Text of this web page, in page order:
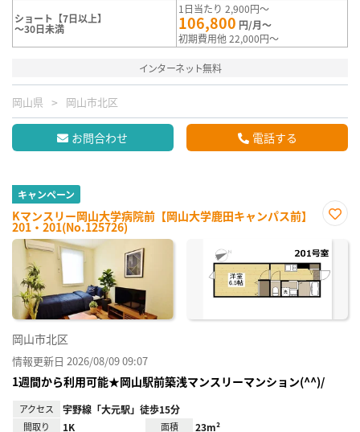
ショート【7日以上】
～30日未満
1日当たり 2,900円～
106,800 円/月～
初期費用他 22,000円～
インターネット無料
岡山県 岡山市北区
お問合わせ 電話する
キャンペーン
Kマンスリー岡山大学病院前【岡山大学鹿田キャンパス前】
201・201(No.125726)
に入
り登
岡山市北区
情報更新日 2026/08/09 09:07
1週間から利用可能★岡山駅前築浅マンスリーマンション(^^)/
アクセス 宇野線「大元駅」徒歩15分
間取り 1K 面積 23m²